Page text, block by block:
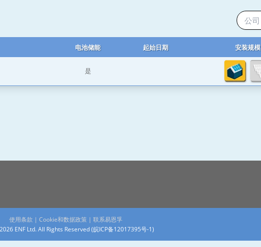
电池储能 起始日期 安装规模
是
使用条款 | Cookie和数据政策 | 联系易恩孚
ENF Ltd. All Rights Reserved (皖ICP备12017395号-1)